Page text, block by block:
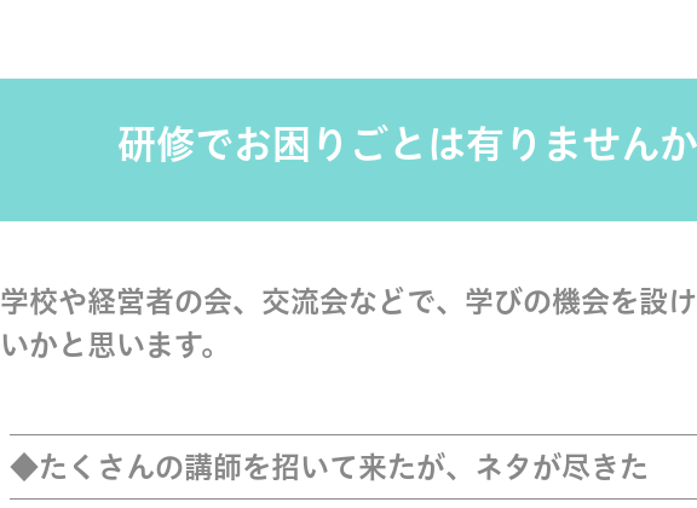
研修でお困りごとは有りません
学校や経営者の会、交流会などで、学びの機会を設
いかと思います。
◆たくさんの講師を招いて来たが、ネタが尽きた